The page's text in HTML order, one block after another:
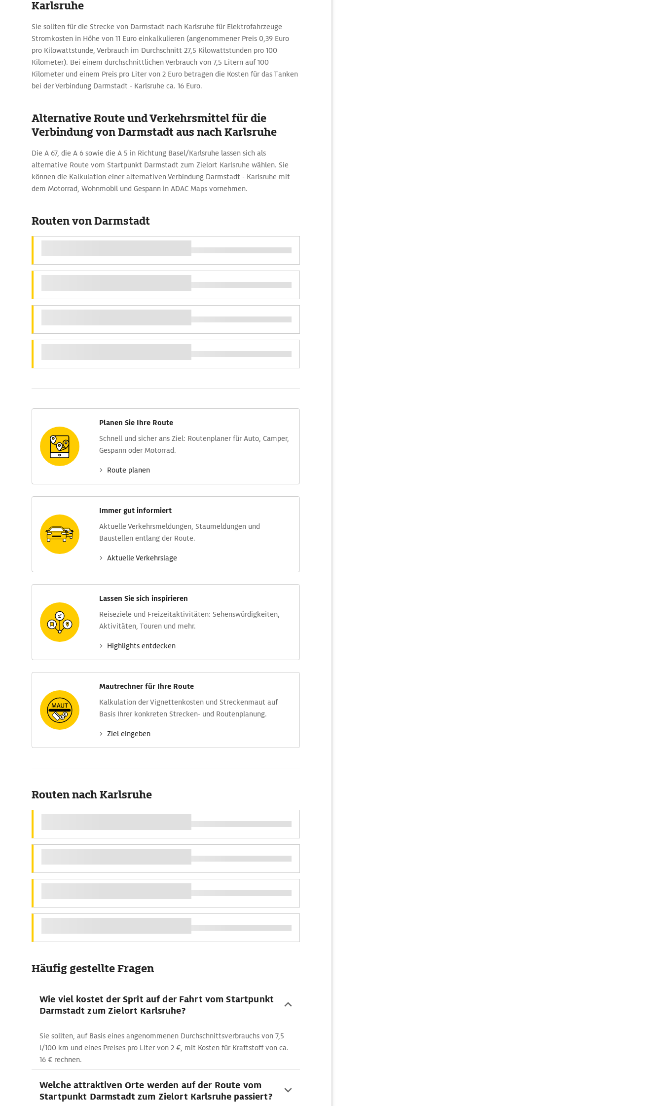
Karlsruhe
Sie sollten für die Strecke von Darmstadt nach Karlsruhe für Elektrofahrzeuge
Stromkosten in Höhe von 11 Euro einkalkulieren (angenommener Preis 0,39 Euro
pro Kilowattstunde, Verbrauch im Durchschnitt 27,5 Kilowattstunden pro 100
Kilometer). Bei einem durchschnittlichen Verbrauch von 7,5 Litern auf 100
Kilometer und einem Preis pro Liter von 2 Euro betragen die Kosten für das Tanken
bei der Verbindung Darmstadt - Karlsruhe ca. 16 Euro.
Alternative Route und Verkehrsmittel für die
Verbindung von Darmstadt aus nach Karlsruhe
Die A 67, die A 6 sowie die A 5 in Richtung Basel/Karlsruhe lassen sich als
alternative Route vom Startpunkt Darmstadt zum Zielort Karlsruhe wählen. Sie
können die Kalkulation einer alternativen Verbindung Darmstadt - Karlsruhe mit
dem Motorrad, Wohnmobil und Gespann in ADAC Maps vornehmen.
Routen von Darmstadt
Planen Sie Ihre Route
Schnell und sicher ans Ziel: Routen­planer für Auto, Camper,
Gespann oder Motorrad.
Route planen
Immer gut informiert
Aktuelle Verkehrs­meldungen, Stau­meldungen und
Baustellen entlang der Route.
Aktuelle Verkehrs­lage
Lassen Sie sich inspirieren
Reise­ziele und Freizeit­aktivitäten: Sehens­würdig­keiten,
Aktivitäten, Touren und mehr.
Highlights entdecken
Mautrechner für Ihre Route
Kalkulation der Vignettenkosten und Streckenmaut auf
Basis Ihrer konkreten Strecken- und Routenplanung.
Ziel eingeben
Routen nach Karlsruhe
Häufig gestellte Fragen
Wie viel kostet der Sprit auf der Fahrt vom Startpunkt
Darmstadt zum Zielort Karlsruhe?
Sie sollten, auf Basis eines angenommenen Durchschnittsverbrauchs von 7,5
l/100 km und eines Preises pro Liter von 2 €, mit Kosten für Kraftstoff von ca.
16 € rechnen.
Welche attraktiven Orte werden auf der Route vom
Startpunkt Darmstadt zum Zielort Karlsruhe passiert?